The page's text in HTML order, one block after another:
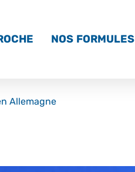
NOS FORMULES
Allemagne